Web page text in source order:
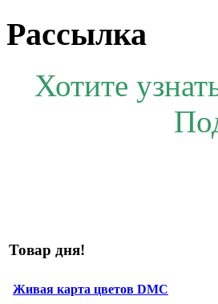
Рассылка
Хотите
Товар дня!
Живая карта цветов DMC